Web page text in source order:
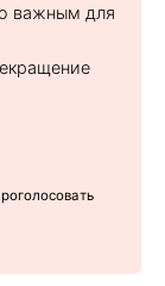
важным для